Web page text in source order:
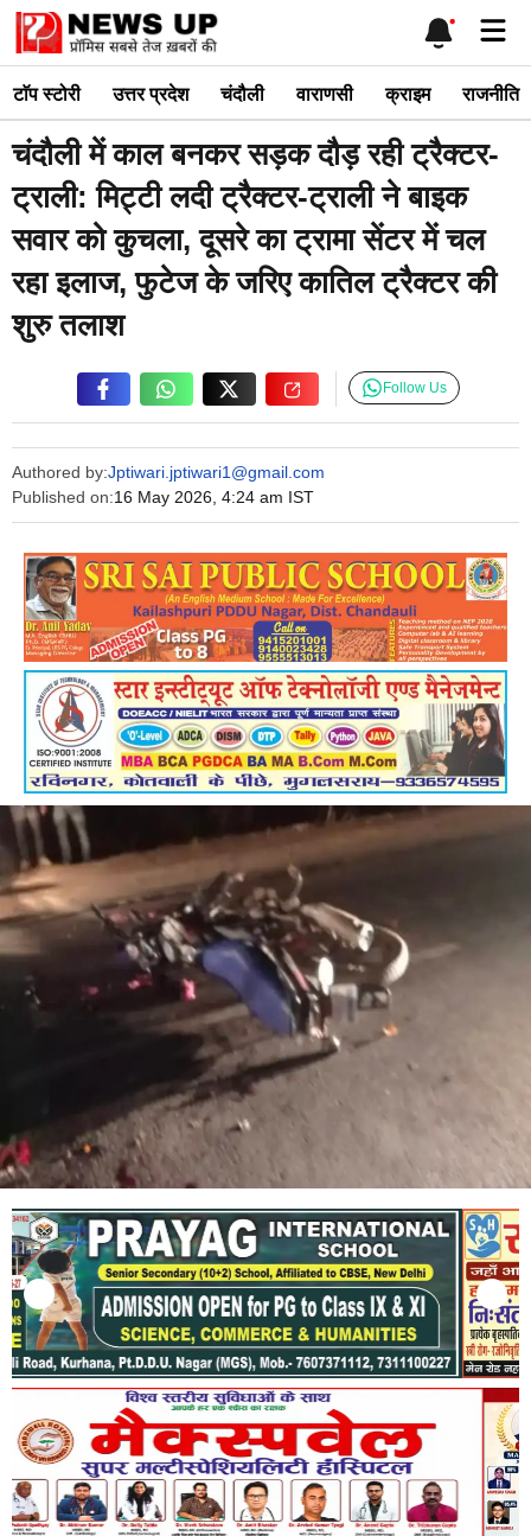
Skip
content
टाॅप स्टोरी उत्तर प्रदेश चंदौली वाराणसी क्राइम राजनीति
चंदौली में काल बनकर सड़क दौड़ रही ट्रैक्टर-
ट्राली: मिट्टी लदी ट्रैक्टर-ट्राली ने बाइक
सवार को कुचला, दूसरे का ट्रामा सेंटर में चल
रहा इलाज, फुटेज के जरिए कातिल ट्रैक्टर की
शुरु तलाश
Authored by:Jptiwari.jptiwari1@gmail.com
Published on:16 May 2026, 4:24 am IST
Follow Us